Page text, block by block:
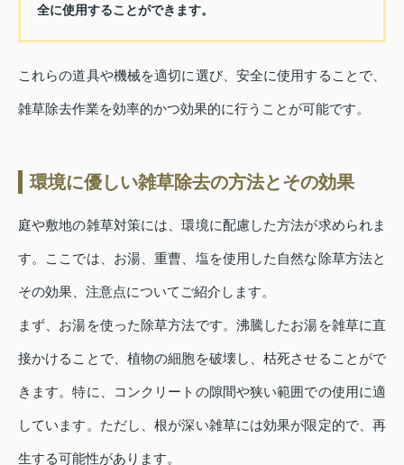
全に使用することができます。
これらの道具や機械を適切に選び、安全に使用することで、
雑草除去作業を効率的かつ効果的に行うことが可能です。
環境に優しい雑草除去の方法とその効果
庭や敷地の雑草対策には、環境に配慮した方法が求められま
す。ここでは、お湯、重曹、塩を使用した自然な除草方法と
その効果、注意点についてご紹介します。
まず、お湯を使った除草方法です。沸騰したお湯を雑草に直
接かけることで、植物の細胞を破壊し、枯死させることがで
きます。特に、コンクリートの隙間や狭い範囲での使用に適
しています。ただし、根が深い雑草には効果が限定的で、再
生する可能性があります。